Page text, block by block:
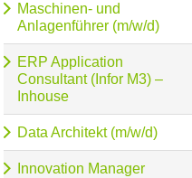
Maschinen- und
Anlagenführer (m/w/d)
ERP Application
Consultant (Infor M3) –
Inhouse
Data Architekt (m/w/d)
Innovation Manager